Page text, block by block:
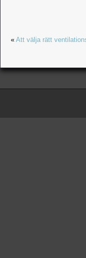
« Att välja rätt